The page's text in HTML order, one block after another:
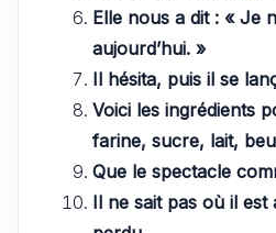
Elle nous a dit : « Je
aujourd’hui. »
Il hésita, puis il se
Voici les ingrédients
farine, sucre, lait,
Que le spectacle
Il ne sait pas où il est